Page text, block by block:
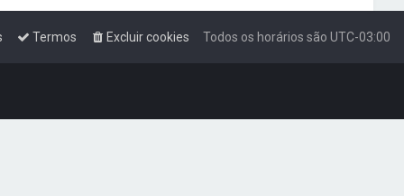
Todos os horários são UTC-03:00
Excluir cookies
Termos